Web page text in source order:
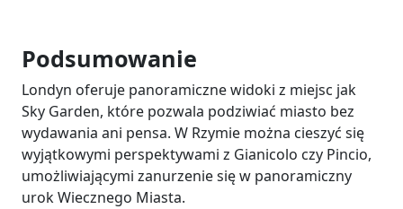
Podsumowanie
Londyn oferuje panoramiczne widoki z miejsc jak
Sky Garden, które pozwala podziwiać miasto bez
wydawania ani pensa. W Rzymie można cieszyć się
wyjątkowymi perspektywami z Gianicolo czy Pincio,
umożliwiającymi zanurzenie się w panoramiczny
urok Wiecznego Miasta.